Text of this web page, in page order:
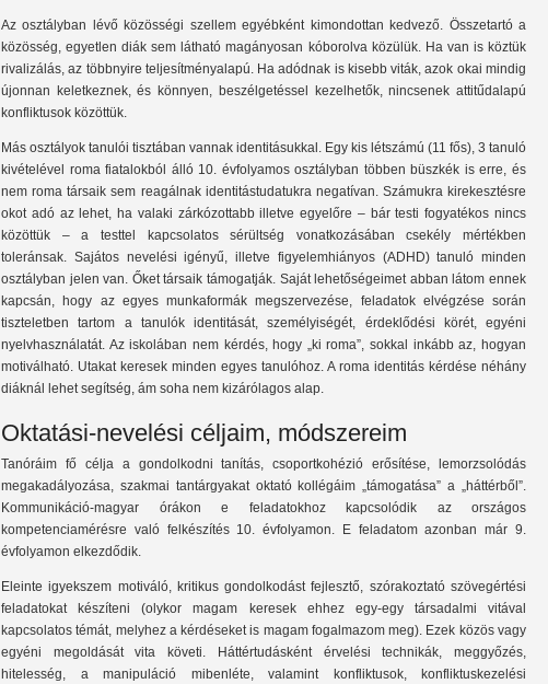
Az osztályban lévő közösségi szellem egyébként kimondottan kedvező. Összetartó a
közösség, egyetlen diák sem látható magányosan kóborolva közülük. Ha van is köztük
rivalizálás, az többnyire teljesítményalapú. Ha adódnak is kisebb viták, azok okai mindig
újonnan keletkeznek, és könnyen, beszélgetéssel kezelhetők, nincsenek attitűdalapú
konfliktusok közöttük.
Más osztályok tanulói tisztában vannak identitásukkal. Egy kis létszámú (11 fős), 3 tanuló
kivételével roma fiatalokból álló 10. évfolyamos osztályban többen büszkék is erre, és
nem roma társaik sem reagálnak identitástudatukra negatívan. Számukra kirekesztésre
okot adó az lehet, ha valaki zárkózottabb illetve egyelőre – bár testi fogyatékos nincs
közöttük – a testtel kapcsolatos sérültség vonatkozásában csekély mértékben
toleránsak. Sajátos nevelési igényű, illetve figyelemhiányos (ADHD) tanuló minden
osztályban jelen van. Őket társaik támogatják. Saját lehetőségeimet abban látom ennek
kapcsán, hogy az egyes munkaformák megszervezése, feladatok elvégzése során
tiszteletben tartom a tanulók identitását, személyiségét, érdeklődési körét, egyéni
nyelvhasználatát. Az iskolában nem kérdés, hogy „ki roma”, sokkal inkább az, hogyan
motiválható. Utakat keresek minden egyes tanulóhoz. A roma identitás kérdése néhány
diáknál lehet segítség, ám soha nem kizárólagos alap.
Oktatási-nevelési céljaim, módszereim
Tanóráim fő célja a gondolkodni tanítás, csoportkohézió erősítése, lemorzsolódás
megakadályozása, szakmai tantárgyakat oktató kollégáim „támogatása” a „háttérből”.
Kommunikáció-magyar órákon e feladatokhoz kapcsolódik az országos
kompetenciamérésre való felkészítés 10. évfolyamon. E feladatom azonban már 9.
évfolyamon elkezdődik.
Eleinte igyekszem motiváló, kritikus gondolkodást fejlesztő, szórakoztató szövegértési
feladatokat készíteni (olykor magam keresek ehhez egy-egy társadalmi vitával
kapcsolatos témát, melyhez a kérdéseket is magam fogalmazom meg). Ezek közös vagy
egyéni megoldását vita követi. Háttértudásként érvelési technikák, meggyőzés,
hitelesség, a manipuláció mibenléte, valamint konfliktusok, konfliktuskezelési